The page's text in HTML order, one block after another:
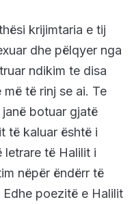
krijimtaria e tij
dhe pëlqyer nga
ndikim te disa
të rinj se ai. Te
botuar gjatë
të kaluar është i
letrare të Halilit i
nëpër ëndërr të
Edhe poezitë e Halilit